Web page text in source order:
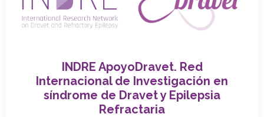
INDRE ApoyoDravet. Red
Internacional de Investigación en
síndrome de Dravet y Epilepsia
Refractaria